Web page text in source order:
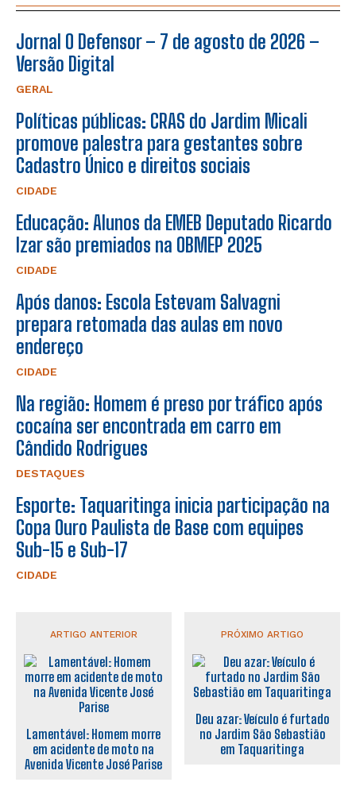
Jornal O Defensor – 7 de agosto de 2026 –
Versão Digital
GERAL
Políticas públicas: CRAS do Jardim Micali
promove palestra para gestantes sobre
Cadastro Único e direitos sociais
CIDADE
Educação: Alunos da EMEB Deputado Ricardo
Izar são premiados na OBMEP 2025
CIDADE
Após danos: Escola Estevam Salvagni
prepara retomada das aulas em novo
endereço
CIDADE
Na região: Homem é preso por tráfico após
cocaína ser encontrada em carro em
Cândido Rodrigues
DESTAQUES
Esporte: Taquaritinga inicia participação na
Copa Ouro Paulista de Base com equipes
Sub-15 e Sub-17
CIDADE
ARTIGO ANTERIOR
Lamentável: Homem morre
em acidente de moto na
Avenida Vicente José Parise
PRÓXIMO ARTIGO
Deu azar: Veículo é furtado
no Jardim São Sebastião
em Taquaritinga